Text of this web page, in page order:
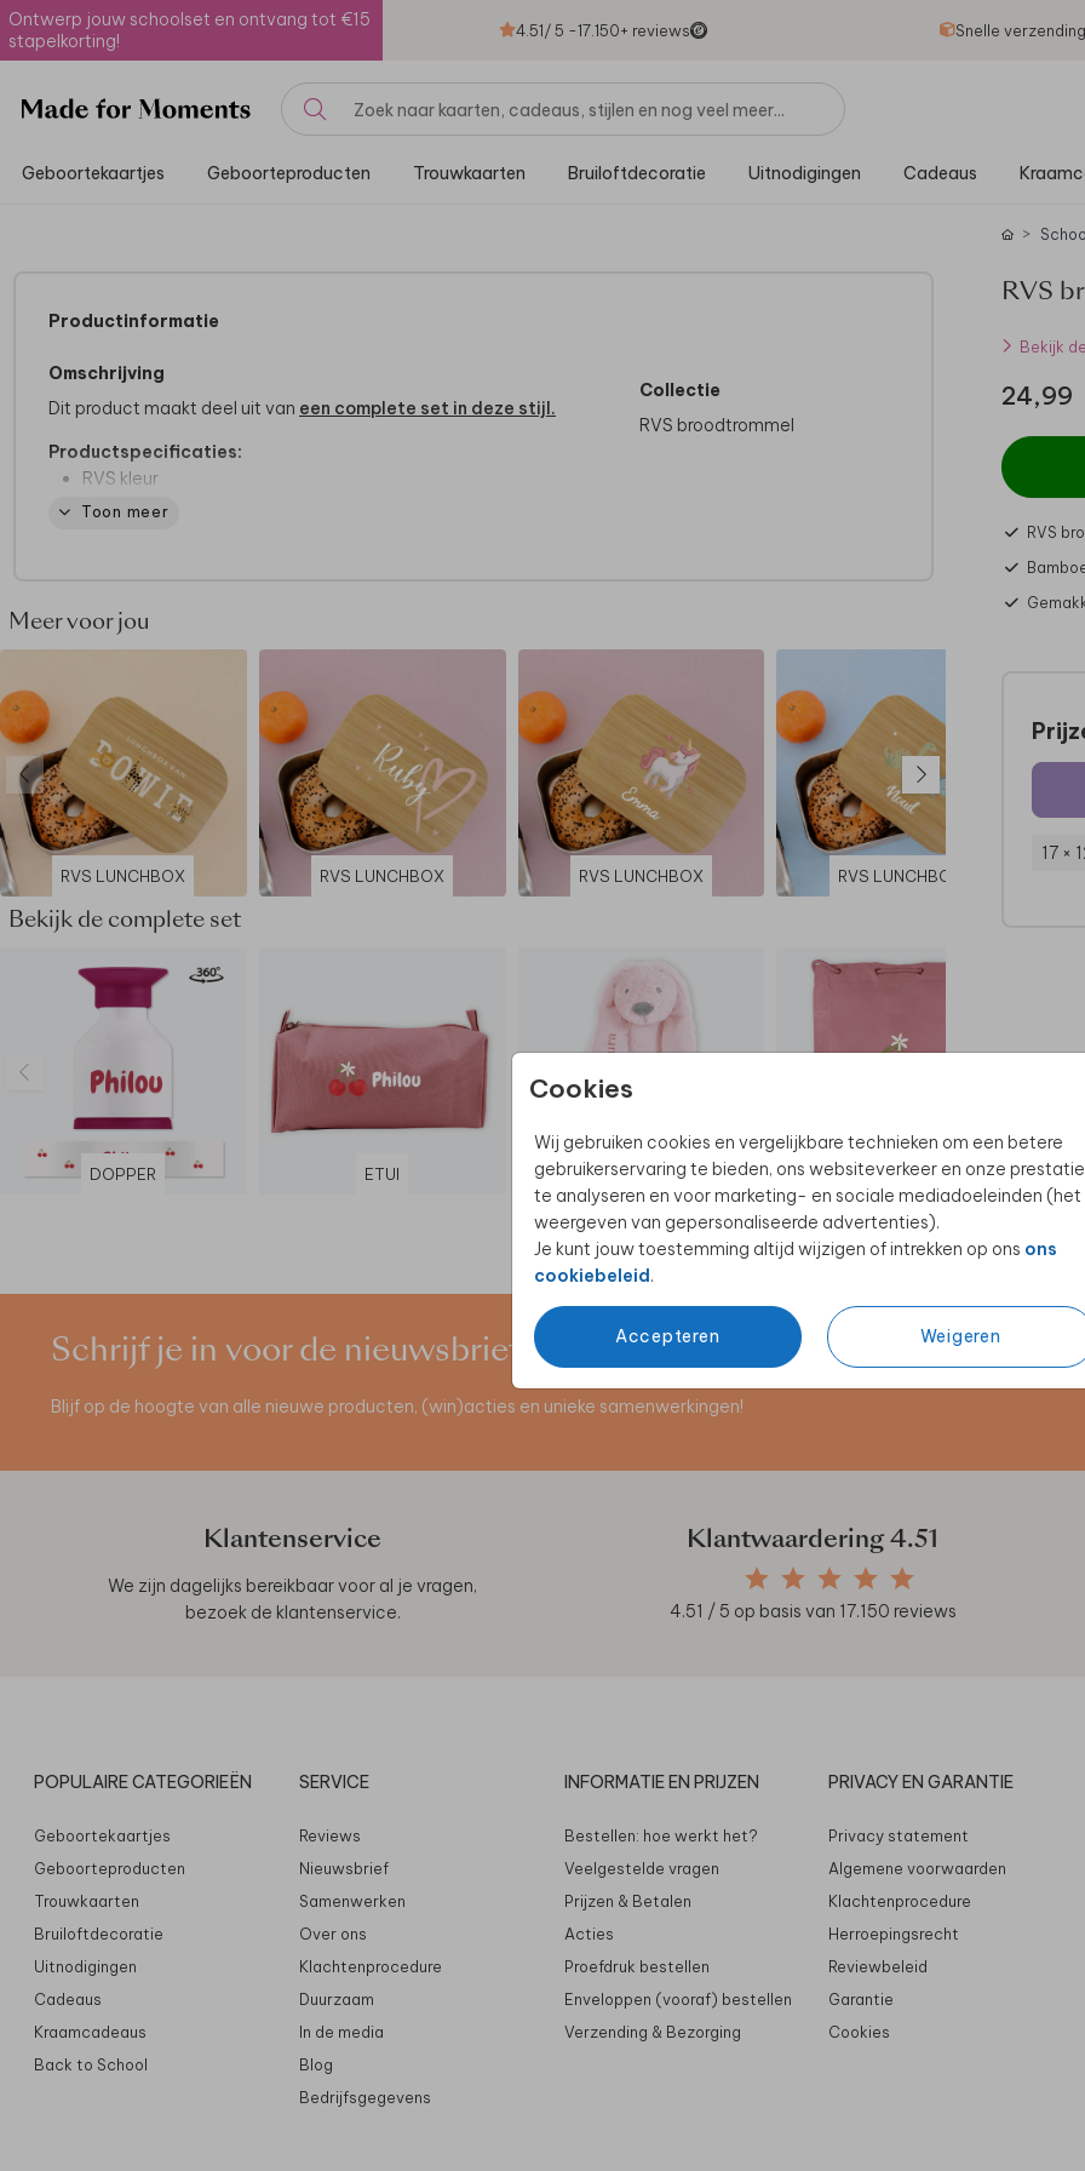
Ontwerp jouw schoolset en ontvang tot €15
stapelkorting!
4.51/ 5 -17.150+ reviews Snelle
Geboortekaartjes Geboorteproducten Trouwkaarten Bruiloftdecoratie Uitnodigingen Cadeaus
Cookies
Wij gebruiken cookies en vergelijkbare technieken om een betere
gebruikerservaring te bieden, ons websiteverkeer en onze
te analyseren en voor marketing- en sociale mediadoeleinden (het
weergeven van gepersonaliseerde advertenties).
Je kunt jouw toestemming altijd wijzigen of intrekken op ons ons
cookiebeleid.
Accepteren Weigeren
Productinformatie
Omschrijving
Dit product maakt deel uit van een complete set in deze stijl.
Productspecificaties:
RVS kleur
Bamboe deksel met zwarte elastieken band
Toon meer
Collectie
RVS broodtrommel
Meer voor jou
RVS LUNCHBOX RVS LUNCHBOX RVS LUNCHBOX RVS LUNCHBOX
Bekijk de complete set
DOPPER ETUI HAPPY HORSE GYMTAS
RVS
Bekijk
24,99
RVS
17 ×
Schrijf je in voor de nieuwsbrief
Blijf op de hoogte van alle nieuwe producten, (win)acties en unieke samenwerkingen!
Klantenservice
We zijn dagelijks bereikbaar voor al je vragen,
bezoek de klantenservice.
Klantwaardering4.51
4.51 / 5 op basis van 17.150 reviews
POPULAIRE CATEGORIEËN
Geboortekaartjes
Geboorteproducten
Trouwkaarten
Bruiloftdecoratie
Uitnodigingen
Cadeaus
Kraamcadeaus
Back to School
SERVICE
Reviews
Nieuwsbrief
Samenwerken
Over ons
Klachtenprocedure
Duurzaam
In de media
Blog
Bedrijfsgegevens
INFORMATIE EN PRIJZEN
Bestellen: hoe werkt het?
Veelgestelde vragen
Prijzen & Betalen
Acties
Proefdruk bestellen
Enveloppen (vooraf) bestellen
Verzending & Bezorging
PRIVACY EN GARANTIE
Privacy statement
Algemene voorwaarden
Klachtenprocedure
Herroepingsrecht
Reviewbeleid
Garantie
Cookies